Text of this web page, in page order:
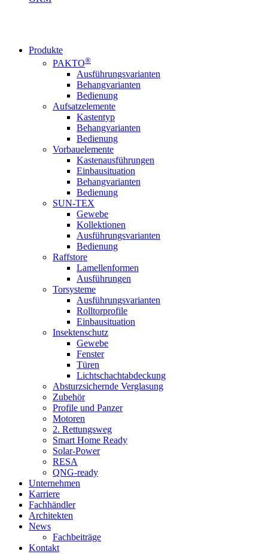
Produkte
PAKTO®
Ausführungsvarianten
Behangvarianten
Bedienung
Aufsatzelemente
Kastentyp
Behangvarianten
Bedienung
Vorbauelemente
Kastenausführungen
Einbausituation
Behangvarianten
Bedienung
SUN-TEX
Gewebe
Kollektionen
Ausführungsvarianten
Bedienung
Raffstore
Lamellenformen
Ausführungen
Torsysteme
Ausführungsvarianten
Rolltorprofile
Einbausituation
Insektenschutz
Gewebe
Fenster
Türen
Lichtschachtabdeckung
Absturzsichernde Verglasung
Zubehör
Profile und Panzer
Motoren
2. Rettungsweg
Smart Home Ready
Solar-Power
RESA
QNG-ready
Unternehmen
Karriere
Fachhändler
Architekten
News
Fachbeiträge
Kontakt